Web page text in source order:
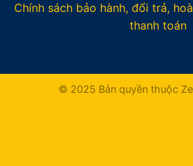
Chính sách bảo hành, đổi trả,
thanh toán
© 2025 Bản quyền thuộc